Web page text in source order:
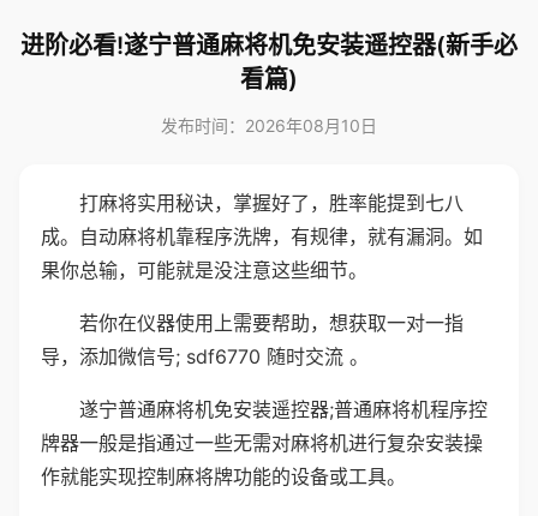
进阶必看!遂宁普通麻将机免安装遥控器(新手必
看篇)
发布时间：2026年08月10日
打麻将实用秘诀，掌握好了，胜率能提到七八
成。自动麻将机靠程序洗牌，有规律，就有漏洞。如
果你总输，可能就是没注意这些细节。
若你在仪器使用上需要帮助，想获取一对一指
导，添加微信号; sdf6770 随时交流 。
遂宁普通麻将机免安装遥控器;普通麻将机程序控
牌器一般是指通过一些无需对麻将机进行复杂安装操
作就能实现控制麻将牌功能的设备或工具。